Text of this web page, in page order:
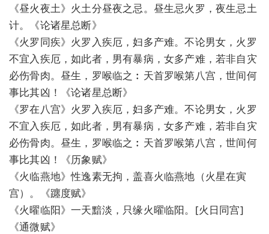
《昼火夜土》火土分昼夜之忌。昼生忌火罗，夜生忌土
计。《论诸星总断》
《火罗同疾》火罗入疾厄，妇多产难。不论男女，火罗
不宜入疾厄，如此者，男有暴病，女多产难，若非自灾
必伤骨肉。昼生，罗喉临之︰天首罗喉第八宫，世间何
事比其凶！《论诸星总断》
《罗在八宫》火罗入疾厄，妇多产难。不论男女，火罗
不宜入疾厄，如此者，男有暴病，女多产难，若非自灾
必伤骨肉。昼生，罗喉临之︰天首罗喉第八宫，世间何
事比其凶！《历象赋》
《火临燕地》性逸素无拘，盖喜火临燕地（火星在寅
宫）。《躔度赋》
《火曜临阳》一天黯淡，只缘火曜临阳。[火日同宫]
《通微赋》